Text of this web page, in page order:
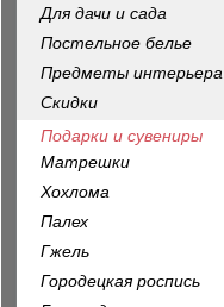
Для дачи и сада
Постельное белье
Предметы интерьера
Скидки
Подарки и сувениры
Матрешки
Хохлома
Палех
Гжель
Городецкая роспись